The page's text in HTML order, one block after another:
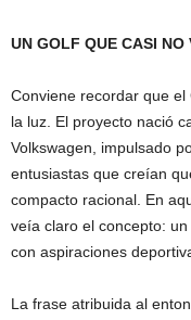
UN GOLF QUE CASI NO
Conviene recordar que
la luz. El proyecto nació
Volkswagen, impulsado
entusiastas que creían
compacto racional. En
veía claro el concepto:
con aspiraciones
La frase atribuida al